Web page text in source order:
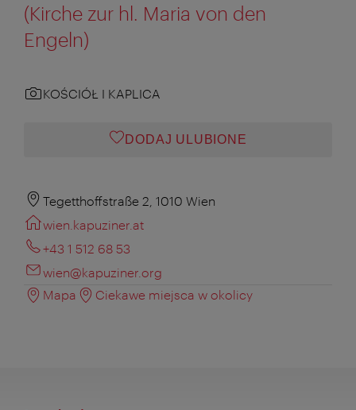
(Kirche zur hl. Maria von den
Engeln)
KOŚCIÓŁ I KAPLICA
DODAJ ULUBIONE
Tegetthoffstraße 2, 1010 Wien
wien.kapuziner.at
+43 1 512 68 53
wien@kapuziner.org
Mapa
Ciekawe miejsca w okolicy